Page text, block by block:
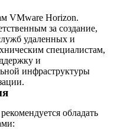
VMware Horizon.
за создание,
удаленных и
специалистам,
и
инфраструктуры
обладать